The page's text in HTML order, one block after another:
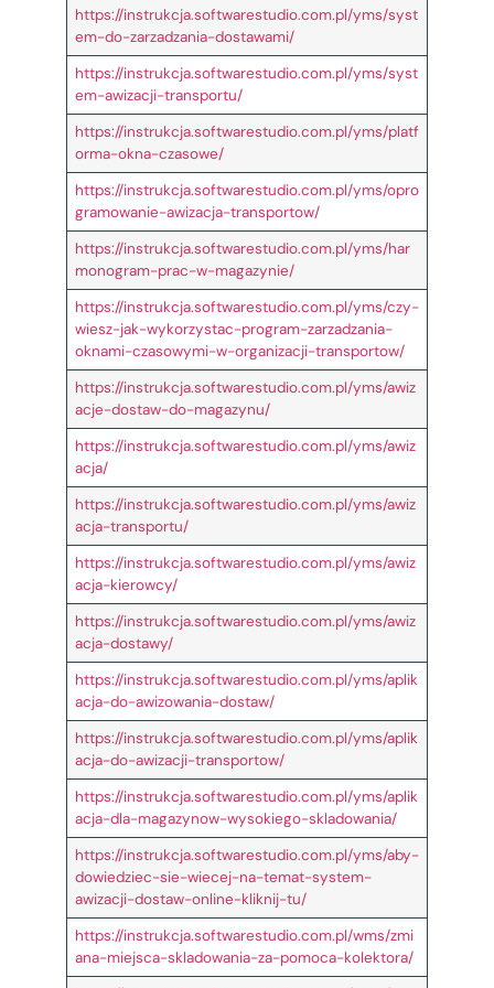
https://instrukcja.softwarestudio.com.pl/yms/syst
em-do-zarzadzania-dostawami/
https://instrukcja.softwarestudio.com.pl/yms/syst
em-awizacji-transportu/
https://instrukcja.softwarestudio.com.pl/yms/platf
orma-okna-czasowe/
https://instrukcja.softwarestudio.com.pl/yms/opro
gramowanie-awizacja-transportow/
https://instrukcja.softwarestudio.com.pl/yms/har
monogram-prac-w-magazynie/
https://instrukcja.softwarestudio.com.pl/yms/czy-
wiesz-jak-wykorzystac-program-zarzadzania-
oknami-czasowymi-w-organizacji-transportow/
https://instrukcja.softwarestudio.com.pl/yms/awiz
acje-dostaw-do-magazynu/
https://instrukcja.softwarestudio.com.pl/yms/awiz
acja/
https://instrukcja.softwarestudio.com.pl/yms/awiz
acja-transportu/
https://instrukcja.softwarestudio.com.pl/yms/awiz
acja-kierowcy/
https://instrukcja.softwarestudio.com.pl/yms/awiz
acja-dostawy/
https://instrukcja.softwarestudio.com.pl/yms/aplik
acja-do-awizowania-dostaw/
https://instrukcja.softwarestudio.com.pl/yms/aplik
acja-do-awizacji-transportow/
https://instrukcja.softwarestudio.com.pl/yms/aplik
acja-dla-magazynow-wysokiego-skladowania/
https://instrukcja.softwarestudio.com.pl/yms/aby-
dowiedziec-sie-wiecej-na-temat-system-
awizacji-dostaw-online-kliknij-tu/
https://instrukcja.softwarestudio.com.pl/wms/zmi
ana-miejsca-skladowania-za-pomoca-kolektora/